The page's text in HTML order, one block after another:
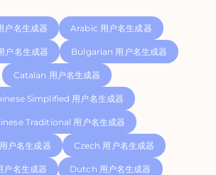
户名生成器 Arabic 用户名生成器
户名生成器 Bulgarian 用户名生成器
Catalan 用户名生成器
Simplified 用户名生成器
Traditional 用户名生成器
户名生成器 Czech 用户名生成器
名生成器 Dutch 用户名生成器